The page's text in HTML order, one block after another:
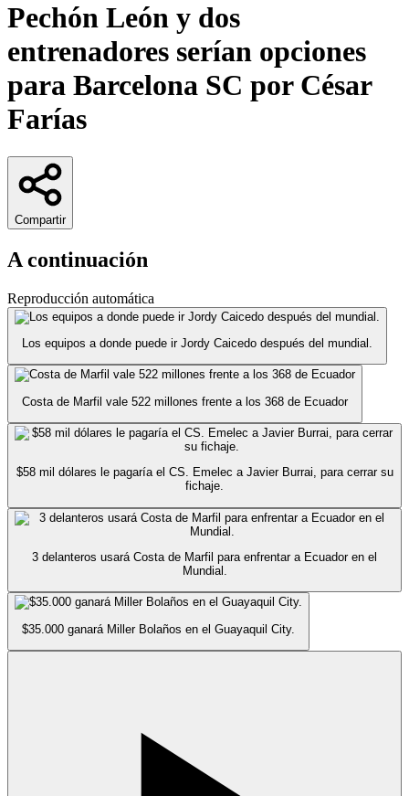
Pechón León y dos
entrenadores serían opciones
para Barcelona SC por César
Farías
Compartir
A continuación
Reproducción automática
Los equipos a donde puede ir Jordy Caicedo después del mundial.
Costa de Marfil vale 522 millones frente a los 368 de Ecuador
$58 mil dólares le pagaría el CS. Emelec a Javier Burrai, para cerrar su
fichaje.
3 delanteros usará Costa de Marfil para enfrentar a Ecuador en el
Mundial.
$35.000 ganará Miller Bolaños en el Guayaquil City.